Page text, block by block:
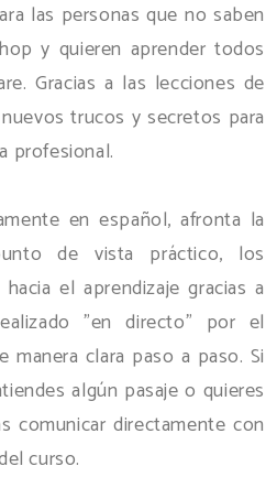
las personas que no saben
y quieren aprender todos
Gracias a las lecciones de
trucos y secretos para
profesional.
en español, afronta la
de vista práctico, los
el aprendizaje gracias a
"en directo" por el
clara paso a paso. Si
algún pasaje o quieres
comunicar directamente con
curso.